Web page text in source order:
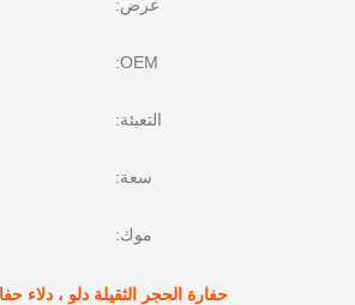
عرض:
OEM:
التعبئة:
سعة:
موك:
حفارة الحجر الثقيلة دلو ، دلاء